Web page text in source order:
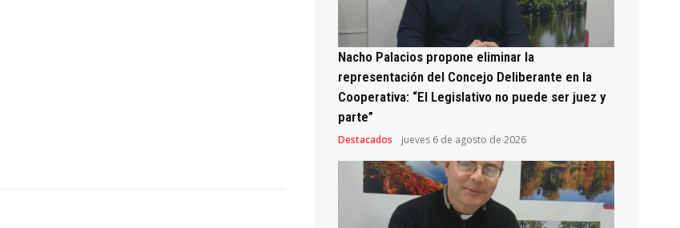
Nacho Palacios propone eliminar la
representación del Concejo Deliberante en la
Cooperativa: “El Legislativo no puede ser juez y
parte”
Destacados jueves 6 de agosto de 2026